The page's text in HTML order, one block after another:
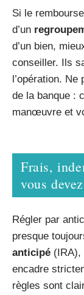
Si le
d’un
d’un bien,
conseiller. Ils
l’opération.
de la banque :
manœuvre et
Frais,
vous
Régler par
presque
anticipé (IRA),
encadre
règles sont